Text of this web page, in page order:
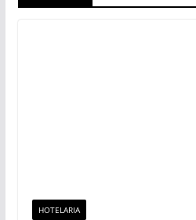
HOTELARIA